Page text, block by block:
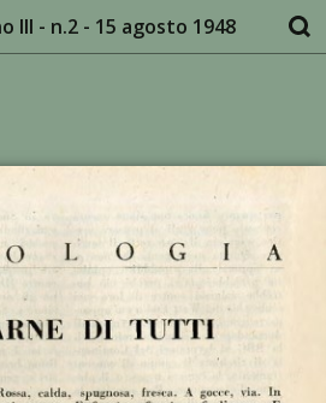
III - n.2 - 15 agosto 1948